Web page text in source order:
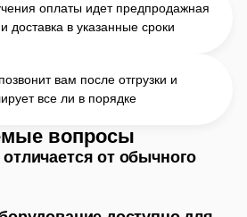
оплаты идет предпродажная
доставка в указанные сроки
вам после отгрузки и
все ли в порядке
вопросы
от обычного